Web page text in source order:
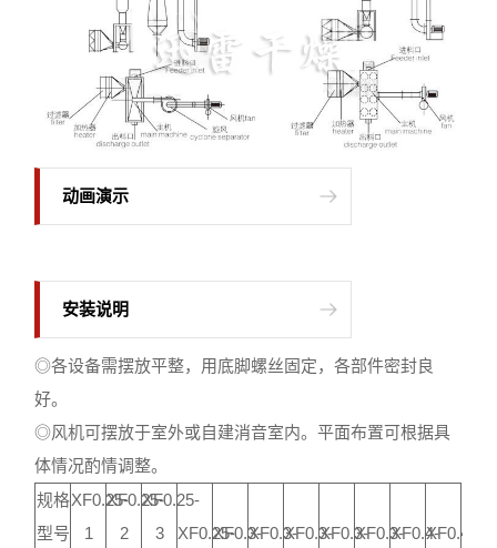
动画演示
安装说明
◎各设备需摆放平整，用底脚螺丝固定，各部件密封良
好。
◎风机可摆放于室外或自建消音室内。平面布置可根据具
体情况酌情调整。
规格
型号
XF0.25-
1
XF0.25-
2
XF0.25-
3
XF0.25-XF0.3-XF0.3-XF0.3-XF0.3-XF0.3-XF0.4-XF0.4-